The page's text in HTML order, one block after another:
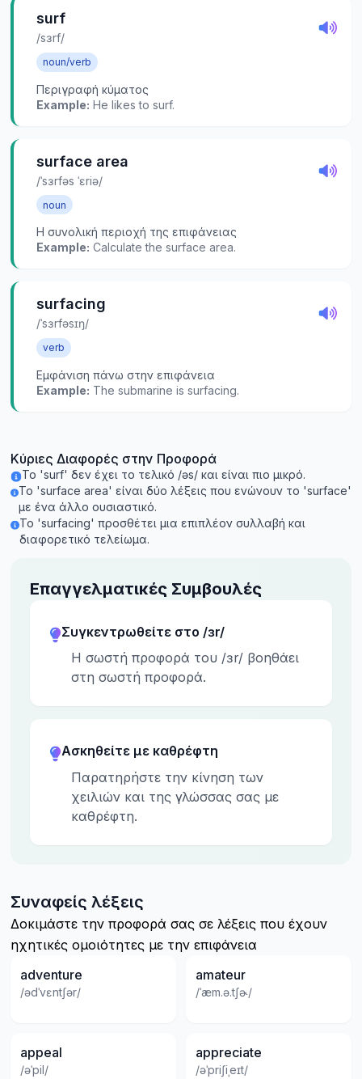
surf
/sɜrf/
noun/verb
Περιγραφή κύματος
Example: He likes to surf.
surface area
/ˈsɜrfəs ˈɛriə/
noun
Η συνολική περιοχή της επιφάνειας
Example: Calculate the surface area.
surfacing
/ˈsɜrfəsɪŋ/
verb
Εμφάνιση πάνω στην επιφάνεια
Example: The submarine is surfacing.
Κύριες Διαφορές στην Προφορά
Το 'surf' δεν έχει το τελικό /əs/ και είναι πιο μικρό.
Το 'surface area' είναι δύο λέξεις που ενώνουν το 'surface'
με ένα άλλο ουσιαστικό.
Το 'surfacing' προσθέτει μια επιπλέον συλλαβή και
διαφορετικό τελείωμα.
Επαγγελματικές Συμβουλές
Συγκεντρωθείτε στο /ɜr/
Η σωστή προφορά του /ɜr/ βοηθάει
στη σωστή προφορά.
Ασκηθείτε με καθρέφτη
Παρατηρήστε την κίνηση των
χειλιών και της γλώσσας σας με
καθρέφτη.
Συναφείς λέξεις
Δοκιμάστε την προφορά σας σε λέξεις που έχουν
ηχητικές ομοιότητες με την επιφάνεια
adventure
/ədˈvɛntʃər/
amateur
/ˈæm.ə.tʃɚ/
appeal
/əˈpil/
appreciate
/əˈpriʃiˌeɪt/